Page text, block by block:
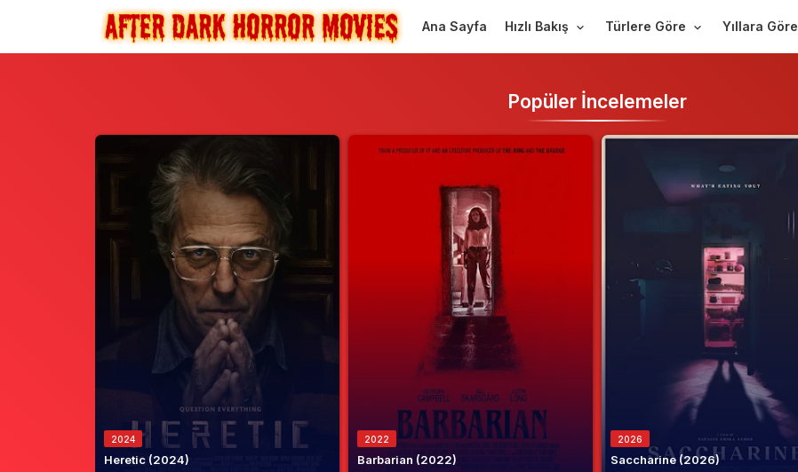
Ana Sayfa Hızlı Bakış Türlere Göre Yıllara Göre
Popüler İncelemeler
2024
Heretic (2024)
2022
Barbarian (2022)
2026
Saccharine (2026)